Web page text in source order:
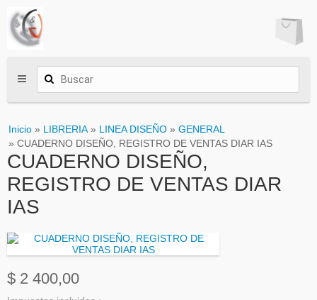
Inicio » LIBRERIA » LINEA DISEÑO » GENERAL
» CUADERNO DISEÑO, REGISTRO DE VENTAS DIAR IAS
CUADERNO DISEÑO,
REGISTRO DE VENTAS DIAR
IAS
$ 2 400,00